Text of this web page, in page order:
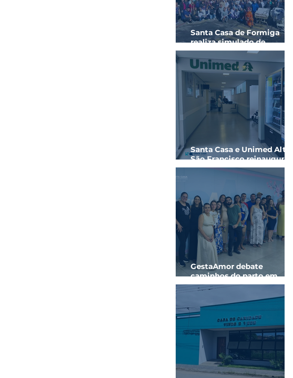
Santa Casa de Formiga
realiza simulado de
evacuação em parceria
o Corpo de Bombeiros
Santa Casa e Unimed Alto
São Francisco
ala hospitalar com novos
GestaAmor debate
caminhos do parto em
parceria com a
Universidade de Itaúna